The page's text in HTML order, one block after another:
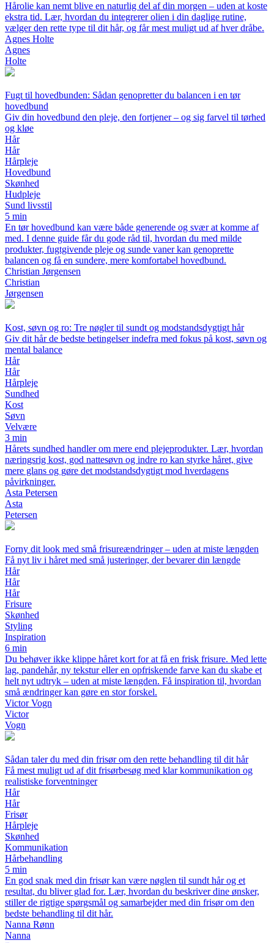
Hårolie kan nemt blive en naturlig del af din morgen – uden at koste
ekstra tid. Lær, hvordan du integrerer olien i din daglige rutine,
vælger den rette type til dit hår, og får mest muligt ud af hver dråbe.
Agnes Holte
Agnes
Holte
Fugt til hovedbunden: Sådan genopretter du balancen i en tør
hovedbund
Giv din hovedbund den pleje, den fortjener – og sig farvel til tørhed
og kløe
Hår
Hår
Hårpleje
Hovedbund
Skønhed
Hudpleje
Sund livsstil
5 min
En tør hovedbund kan være både generende og svær at komme af
med. I denne guide får du gode råd til, hvordan du med milde
produkter, fugtgivende pleje og sunde vaner kan genoprette
balancen og få en sundere, mere komfortabel hovedbund.
Christian Jørgensen
Christian
Jørgensen
Kost, søvn og ro: Tre nøgler til sundt og modstandsdygtigt hår
Giv dit hår de bedste betingelser indefra med fokus på kost, søvn og
mental balance
Hår
Hår
Hårpleje
Sundhed
Kost
Søvn
Velvære
3 min
Hårets sundhed handler om mere end plejeprodukter. Lær, hvordan
næringsrig kost, god nattesøvn og indre ro kan styrke håret, give
mere glans og gøre det modstandsdygtigt mod hverdagens
påvirkninger.
Asta Petersen
Asta
Petersen
Forny dit look med små frisureændringer – uden at miste længden
Få nyt liv i håret med små justeringer, der bevarer din længde
Hår
Hår
Hår
Frisure
Skønhed
Styling
Inspiration
6 min
Du behøver ikke klippe håret kort for at få en frisk frisure. Med lette
lag, pandehår, ny tekstur eller en opfriskende farve kan du skabe et
helt nyt udtryk – uden at miste længden. Få inspiration til, hvordan
små ændringer kan gøre en stor forskel.
Victor Vogn
Victor
Vogn
Sådan taler du med din frisør om den rette behandling til dit hår
Få mest muligt ud af dit frisørbesøg med klar kommunikation og
realistiske forventninger
Hår
Hår
Frisør
Hårpleje
Skønhed
Kommunikation
Hårbehandling
5 min
En god snak med din frisør kan være nøglen til sundt hår og et
resultat, du bliver glad for. Lær, hvordan du beskriver dine ønsker,
stiller de rigtige spørgsmål og samarbejder med din frisør om den
bedste behandling til dit hår.
Nanna Rønn
Nanna